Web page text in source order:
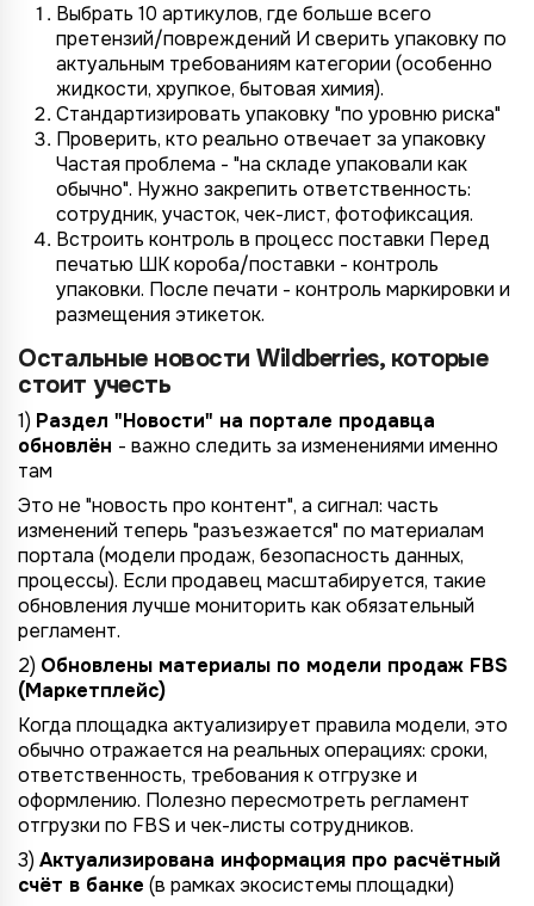
Выбрать 10 артикулов, где больше всего
претензий/повреждений И сверить упаковку по
актуальным требованиям категории (особенно
жидкости, хрупкое, бытовая химия).
Стандартизировать упаковку "по уровню риска"
Проверить, кто реально отвечает за упаковку
Частая проблема - "на складе упаковали как
обычно". Нужно закрепить ответственность:
сотрудник, участок, чек-лист, фотофиксация.
Встроить контроль в процесс поставки Перед
печатью ШК короба/поставки - контроль
упаковки. После печати - контроль маркировки и
размещения этикеток.
Остальные новости Wildberries, которые
стоит учесть
1) Раздел "Новости" на портале продавца
обновлён - важно следить за изменениями именно
там
Это не "новость про контент", а сигнал: часть
изменений теперь "разъезжается" по материалам
портала (модели продаж, безопасность данных,
процессы). Если продавец масштабируется, такие
обновления лучше мониторить как обязательный
регламент.
2) Обновлены материалы по модели продаж FBS
(Маркетплейс)
Когда площадка актуализирует правила модели, это
обычно отражается на реальных операциях: сроки,
ответственность, требования к отгрузке и
оформлению. Полезно пересмотреть регламент
отгрузки по FBS и чек-листы сотрудников.
3) Актуализирована информация про расчётный
счёт в банке (в рамках экосистемы площадки)
Подключение к
TotalCRM
*
Подключение к
TotalCRM
1/4
Подключение к
TotalCRM
*
2/4
Подключение к
TotalCRM
Wildberries
Ozon
YandexMarket
MegaMarket
3/4
Подключение к
TotalCRM
Не указывать
1 организация
до 3 огранизаций
до 5 организаций
4/4
Подключение к
TotalCRM
Не указывать
до 1 млн.
от 1 до 5 млн.
от 5 до 10 млн.
Подключение к
TotalCRM